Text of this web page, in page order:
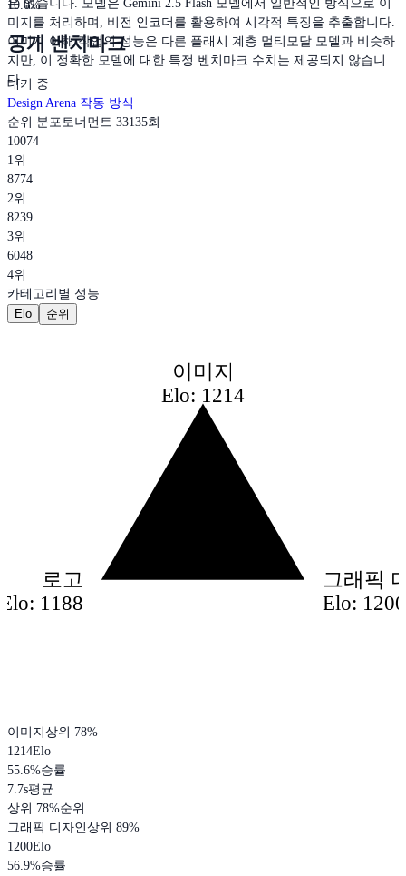
은 없습니다. 모델은 Gemini 2.5 Flash 모델에서 일반적인 방식으로 이
미지를 처리하며, 비전 인코더를 활용하여 시각적 특징을 추출합니다.
이미지 이해 작업의 성능은 다른 플래시 계층 멀티모달 모델과 비슷하
지만, 이 정확한 모델에 대한 특정 벤치마크 수치는 제공되지 않습니
다.
10.0%
공개 벤치마크
대기 중
Design Arena 작동 방식
순위 분포 토너먼트 33135회
10074
1위
8774
2위
8239
3위
6048
4위
카테고리별 성능
Elo
순위
이미지
Elo: 1214
그래픽
Elo: 1200
로고
Elo: 1188
이미지 상위 78%
1214Elo
55.6%승률
7.7s평균
상위 78%순위
그래픽 디자인 상위 89%
1200Elo
56.9%승률